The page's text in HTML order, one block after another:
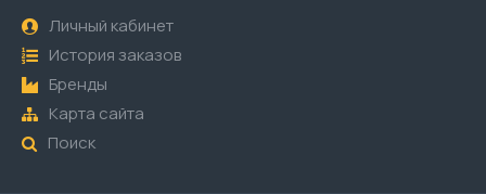
Личный кабинет
История заказов
Бренды
Карта сайта
Поиск